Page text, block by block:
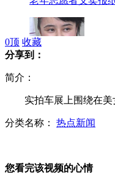
新疆再现化石群 疑
0顶 收藏
分享到：
简介：
实拍车展上围绕在美
分类名称： 热点新闻
您看完该视频的心情